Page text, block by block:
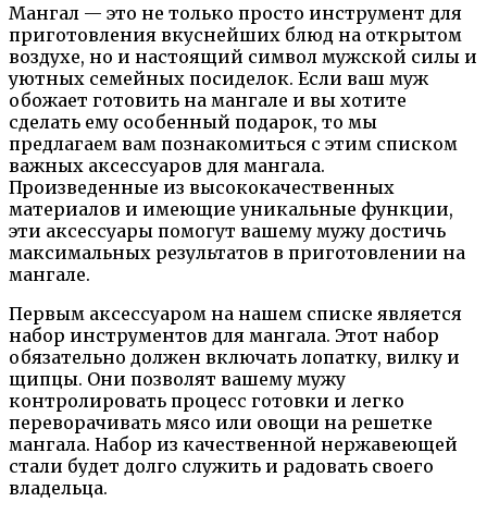
Мангал — это не только просто инструмент для
приготовления вкуснейших блюд на открытом
воздухе, но и настоящий символ мужской силы и
уютных семейных посиделок. Если ваш муж
обожает готовить на мангале и вы хотите
сделать ему особенный подарок, то мы
предлагаем вам познакомиться с этим списком
важных аксессуаров для мангала.
Произведенные из высококачественных
материалов и имеющие уникальные функции,
эти аксессуары помогут вашему мужу достичь
максимальных результатов в приготовлении на
мангале.
Первым аксессуаром на нашем списке является
набор инструментов для мангала. Этот набор
обязательно должен включать лопатку, вилку и
щипцы. Они позволят вашему мужу
контролировать процесс готовки и легко
переворачивать мясо или овощи на решетке
мангала. Набор из качественной нержавеющей
стали будет долго служить и радовать своего
владельца.